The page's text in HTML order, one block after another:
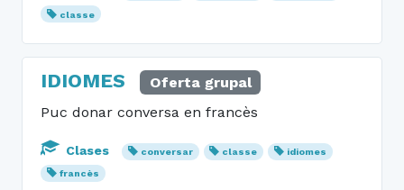
classe
IDIOMES
Oferta grupal
Puc donar conversa en francès
Clases conversar classe
idiomes
francès